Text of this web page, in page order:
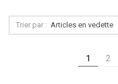
Trier par :
1 2